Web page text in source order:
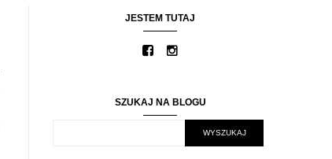
JESTEM TUTAJ
SZUKAJ NA BLOGU